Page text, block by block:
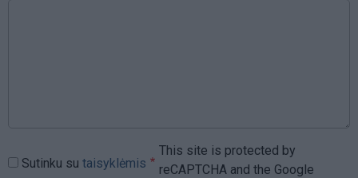
Sutinku su taisyklėmis
This site is protected by
reCAPTCHA and the Google